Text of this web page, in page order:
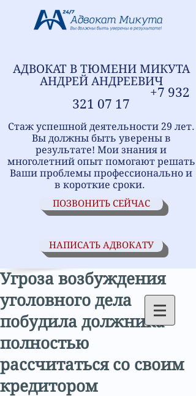
АДВОКАТ В ТЮМЕНИ МИКУТА
АНДРЕЙ АНДРЕЕВИЧ
+7 932
321 07 17
Стаж успешной деятельности 29 лет.
Вы должны быть уверены в
результате! Мои знания и
многолетний опыт помогают решать
Ваши проблемы профессионально и
в короткие сроки.
ПОЗВОНИТЬ СЕЙЧАС
НАПИСАТЬ АДВОКАТУ
Угроза возбуждения
уголовного дела
побудила должника
полностью
рассчитаться со своим
кредитором